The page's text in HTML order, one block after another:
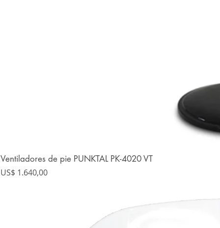
Ventiladores de pie PUNKTAL PK-4020 VT
Precio
US$ 1.640,00